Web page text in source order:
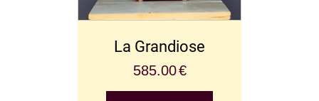
La Grandiose
€
585.00